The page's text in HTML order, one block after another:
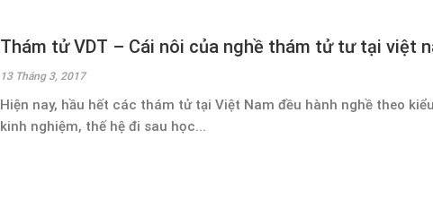
Thám tử VDT – Cái nôi của nghề thám tử tư tại việt
13 Tháng 3, 2017
Hiện nay, hầu hết các thám tử tại Việt Nam đều hành nghề theo
kinh nghiệm, thế hệ đi sau học...